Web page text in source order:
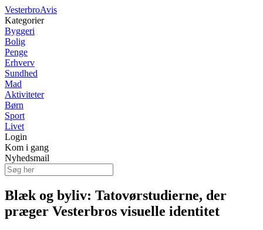
VesterbroAvis
Kategorier
Byggeri
Bolig
Penge
Erhverv
Sundhed
Mad
Aktiviteter
Børn
Sport
Livet
Login
Kom i gang
Nyhedsmail
Blæk og byliv: Tatovørstudierne, der
præger Vesterbros visuelle identitet